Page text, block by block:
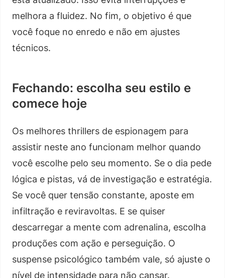
melhora a fluidez. No fim, o objetivo é que
você foque no enredo e não em ajustes
técnicos.
Fechando: escolha seu estilo e
comece hoje
Os melhores thrillers de espionagem para
assistir neste ano funcionam melhor quando
você escolhe pelo seu momento. Se o dia pede
lógica e pistas, vá de investigação e estratégia.
Se você quer tensão constante, aposte em
infiltração e reviravoltas. E se quiser
descarregar a mente com adrenalina, escolha
produções com ação e perseguição. O
suspense psicológico também vale, só ajuste o
nível de intensidade para não cansar.